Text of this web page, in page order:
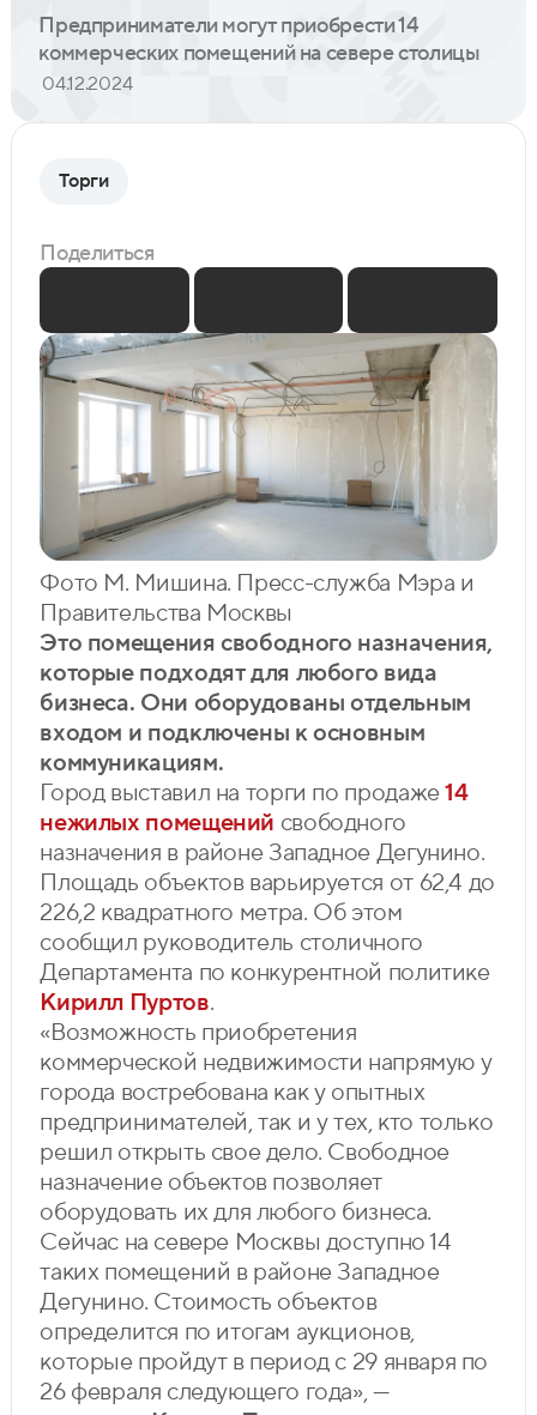
Предприниматели могут приобрести 14
коммерческих помещений на севере столицы
04.12.2024
Фото М. Мишина. Пресс-служба Мэра и
Правительства Москвы
Это помещения свободного назначения,
которые подходят для любого вида
бизнеса. Они оборудованы отдельным
входом и подключены к основным
коммуникациям.
Город выставил на торги по продаже14
нежилых помещений свободного
назначения в районе Западное Дегунино.
Площадь объектов варьируется от 62,4 до
226,2 квадратного метра. Об этом
сообщил руководитель столичного
Департамента по конкурентной политике
Кирилл Пуртов.
«Возможность приобретения
коммерческой недвижимости напрямую у
города востребована как у опытных
предпринимателей, так и у тех, кто только
решил открыть свое дело. Свободное
назначение объектов позволяет
оборудовать их для любого бизнеса.
Сейчас на севере Москвы доступно 14
таких помещений в районе Западное
Дегунино. Стоимость объектов
определится по итогам аукционов,
которые пройдут в период с 29 января по
26 февраля следующего года», —
Торги
Поделиться